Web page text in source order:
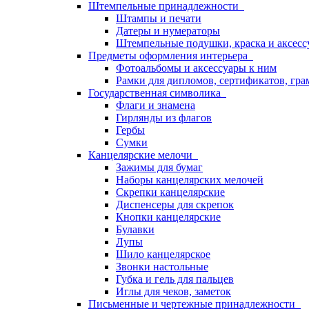
Штемпельные принадлежности
Штампы и печати
Датеры и нумераторы
Штемпельные подушки, краска и
Предметы оформления интерьера
Фотоальбомы и аксессуары к ним
Рамки для дипломов, сертификатов,
Государственная символика
Флаги и знамена
Гирлянды из флагов
Гербы
Сумки
Канцелярские мелочи
Зажимы для бумаг
Наборы канцелярских мелочей
Скрепки канцелярские
Диспенсеры для скрепок
Кнопки канцелярские
Булавки
Лупы
Шило канцелярское
Звонки настольные
Губка и гель для пальцев
Иглы для чеков, заметок
Письменные и чертежные принадлежности